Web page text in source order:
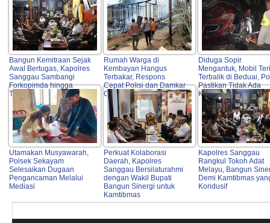
Bangun Kemitraan Sejak
Awal Bertugas, Kapolres
Sanggau Sambangi
Forkopimda hingga
Tokoh Adat
Rumah Warga di
Kembayan Hangus
Terbakar, Respons
Cepat Polisi dan Damkar
Cegah Api Meluas
Diduga Sopir
Mengantuk, Mobil
Terbalik di Beduai,
Pastikan Tidak Ada
Korban Jiwa
Utamakan Musyawarah,
Polsek Sekayam
Selesaikan Dugaan
Pengancaman Melalui
Mediasi
Perkuat Kolaborasi
Daerah, Kapolres
Sanggau Bersilaturahmi
dengan Wakil Bupati
Bangun Sinergi untuk
Kamtibmas
Kapolres Sanggau
Rangkul Tokoh Adat
Melayu, Bangun
Demi Kamtibmas
Kondusif